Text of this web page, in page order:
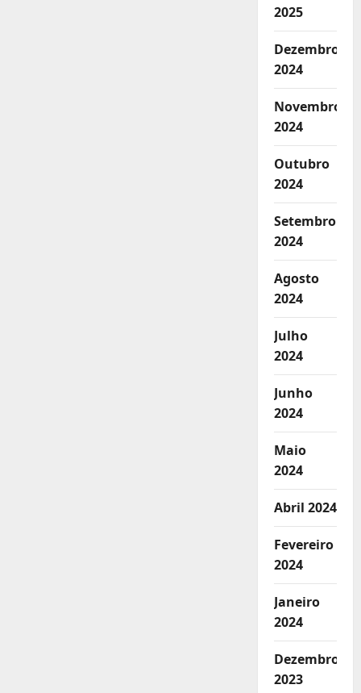
2025
Dezembro
2024
Novembro
2024
Outubro
2024
Setembro
2024
Agosto
2024
Julho
2024
Junho
2024
Maio
2024
Abril 2024
Fevereiro
2024
Janeiro
2024
Dezembro
2023